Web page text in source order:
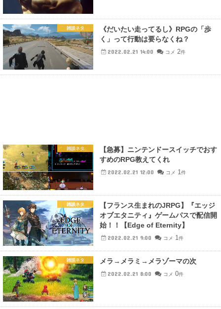
雑談ネタ
《だいたい走ってるし》RPGの「歩
く」って行動は要らなくね？
2022.02.21 14:00 コメ 2件
雑談ネタ
【急募】ニンテンドースイッチでおす
すめのRPG教えてくれ
2022.02.21 12:00 コメ 1件
雑談ネタ
【フランス生まれのJRPG】『エッジ
オブエタニティ』ゲームパスで配信開
始！！【Edge of Eternity】
2022.02.21 9:00 コメ 1件
雑談ネタ メラ→メラミ→メラゾーマの次
2022.02.21 8:00 コメ 0件